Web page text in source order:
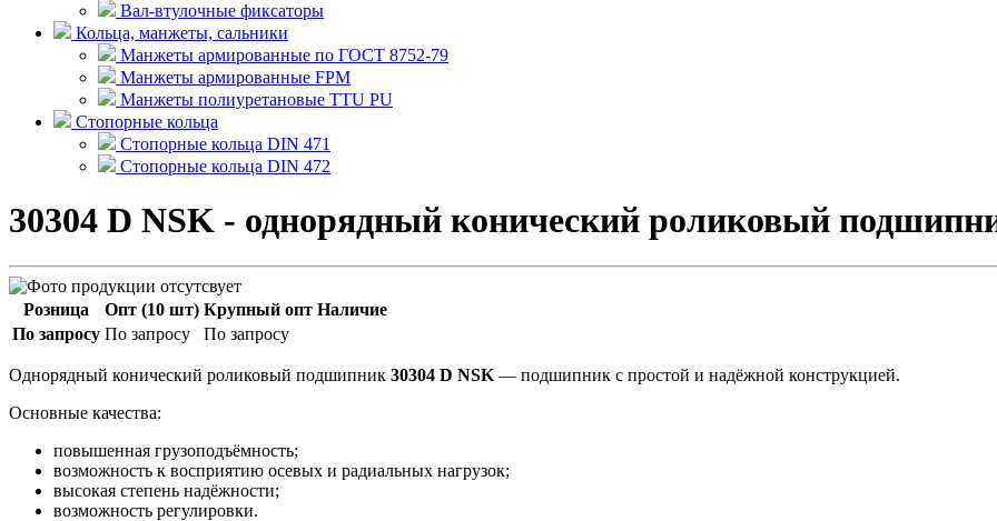
Вал-втулочные фиксаторы
Кольца, манжеты, сальники
Манжеты армированные по ГОСТ 8752-79
Манжеты армированные FPM
Манжеты полиуретановые TTU PU
Стопорные кольца
Стопорные кольца DIN 471
Стопорные кольца DIN 472
30304 D NSK - однорядный конический роликовый
Розница Опт (10 шт) Крупный опт Наличие
По запросу По запросу По запросу
Однорядный конический роликовый подшипник 30304 D NSK — подшипник с простой и надёжной конструкцией.
Основные качества:
повышенная грузоподъёмность;
возможность к восприятию осевых и радиальных нагрузок;
высокая степень надёжности;
возможность регулировки.